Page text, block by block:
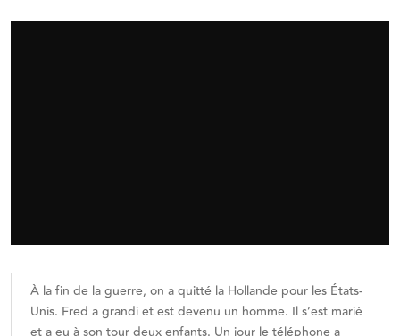
À la fin de la guerre, on a quitté la Hollande pour les États-
Unis. Fred a grandi et est devenu un homme. Il s’est marié